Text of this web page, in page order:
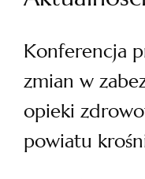
Konferencja
zmian w
opieki
powiatu